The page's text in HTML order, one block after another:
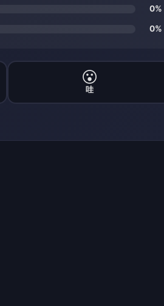
0%
0%
😮
哇